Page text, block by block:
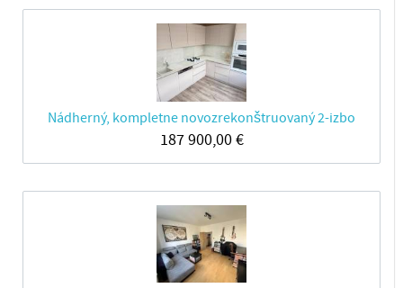
Nádherný, kompletne novozrekonštruovaný 2-izbo
187 900,00€